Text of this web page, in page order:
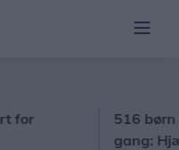
516 børn
gang: Hjælp